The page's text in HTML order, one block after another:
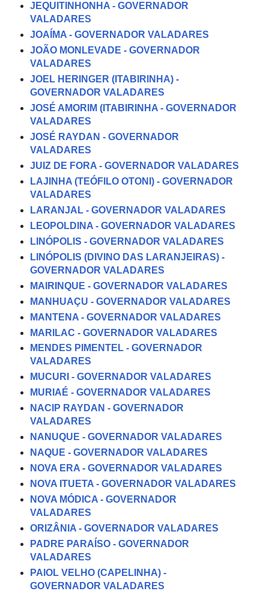
JEQUITINHONHA - GOVERNADOR
VALADARES
JOAÍMA - GOVERNADOR VALADARES
JOÃO MONLEVADE - GOVERNADOR
VALADARES
JOEL HERINGER (ITABIRINHA) -
GOVERNADOR VALADARES
JOSÉ AMORIM (ITABIRINHA - GOVERNADOR
VALADARES
JOSÉ RAYDAN - GOVERNADOR
VALADARES
JUIZ DE FORA - GOVERNADOR VALADARES
LAJINHA (TEÓFILO OTONI) - GOVERNADOR
VALADARES
LARANJAL - GOVERNADOR VALADARES
LEOPOLDINA - GOVERNADOR VALADARES
LINÓPOLIS - GOVERNADOR VALADARES
LINÓPOLIS (DIVINO DAS LARANJEIRAS) -
GOVERNADOR VALADARES
MAIRINQUE - GOVERNADOR VALADARES
MANHUAÇU - GOVERNADOR VALADARES
MANTENA - GOVERNADOR VALADARES
MARILAC - GOVERNADOR VALADARES
MENDES PIMENTEL - GOVERNADOR
VALADARES
MUCURI - GOVERNADOR VALADARES
MURIAÉ - GOVERNADOR VALADARES
NACIP RAYDAN - GOVERNADOR
VALADARES
NANUQUE - GOVERNADOR VALADARES
NAQUE - GOVERNADOR VALADARES
NOVA ERA - GOVERNADOR VALADARES
NOVA ITUETA - GOVERNADOR VALADARES
NOVA MÓDICA - GOVERNADOR
VALADARES
ORIZÂNIA - GOVERNADOR VALADARES
PADRE PARAÍSO - GOVERNADOR
VALADARES
PAIOL VELHO (CAPELINHA) -
GOVERNADOR VALADARES